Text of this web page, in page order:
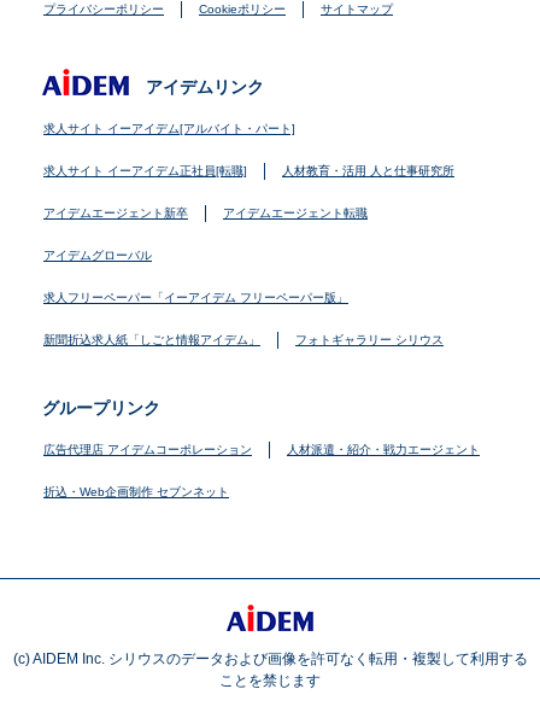
プライバシーポリシー Cookieポリシー サイトマップ
アイデムリンク
求人サイト イーアイデム[アルバイト・パート]
求人サイト イーアイデム正社員[転職] 人材教育・活用 人と仕事研究所
アイデムエージェント新卒 アイデムエージェント転職
アイデムグローバル
求人フリーペーパー「イーアイデム フリーペーパー版」
新聞折込求人紙「しごと情報アイデム」 フォトギャラリー シリウス
グループリンク
広告代理店 アイデムコーポレーション 人材派遣・紹介・戦力エージェント
折込・Web企画制作 セブンネット
(c) AIDEM Inc. シリウスのデータおよび画像を許可なく転用・複製して利用する
ことを禁じます